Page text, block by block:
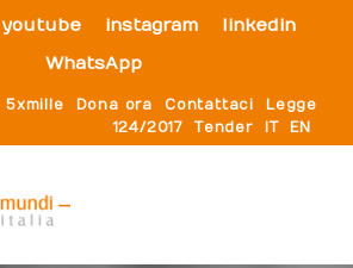
youtube instagram
linkedin
WhatsApp
5xmille Dona ora Contattaci
Legge
124/2017
Tender IT EN